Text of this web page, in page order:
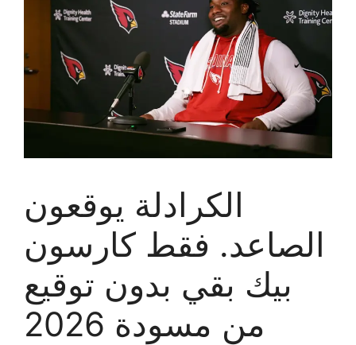
الكرادلة يوقعون
الصاعد. فقط كارسون
بيك بقي بدون توقيع
من مسودة 2026